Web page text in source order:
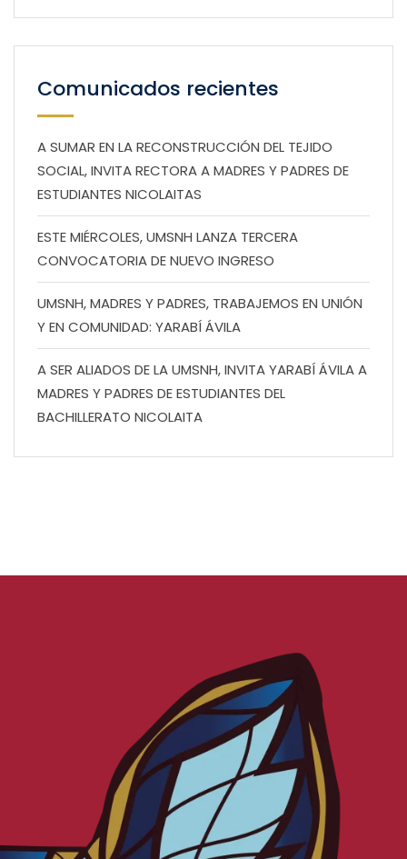
Comunicados recientes
A SUMAR EN LA RECONSTRUCCIÓN DEL TEJIDO
SOCIAL, INVITA RECTORA A MADRES Y PADRES DE
ESTUDIANTES NICOLAITAS
ESTE MIÉRCOLES, UMSNH LANZA TERCERA
CONVOCATORIA DE NUEVO INGRESO
UMSNH, MADRES Y PADRES, TRABAJEMOS EN UNIÓN
Y EN COMUNIDAD: YARABÍ ÁVILA
A SER ALIADOS DE LA UMSNH, INVITA YARABÍ ÁVILA A
MADRES Y PADRES DE ESTUDIANTES DEL
BACHILLERATO NICOLAITA